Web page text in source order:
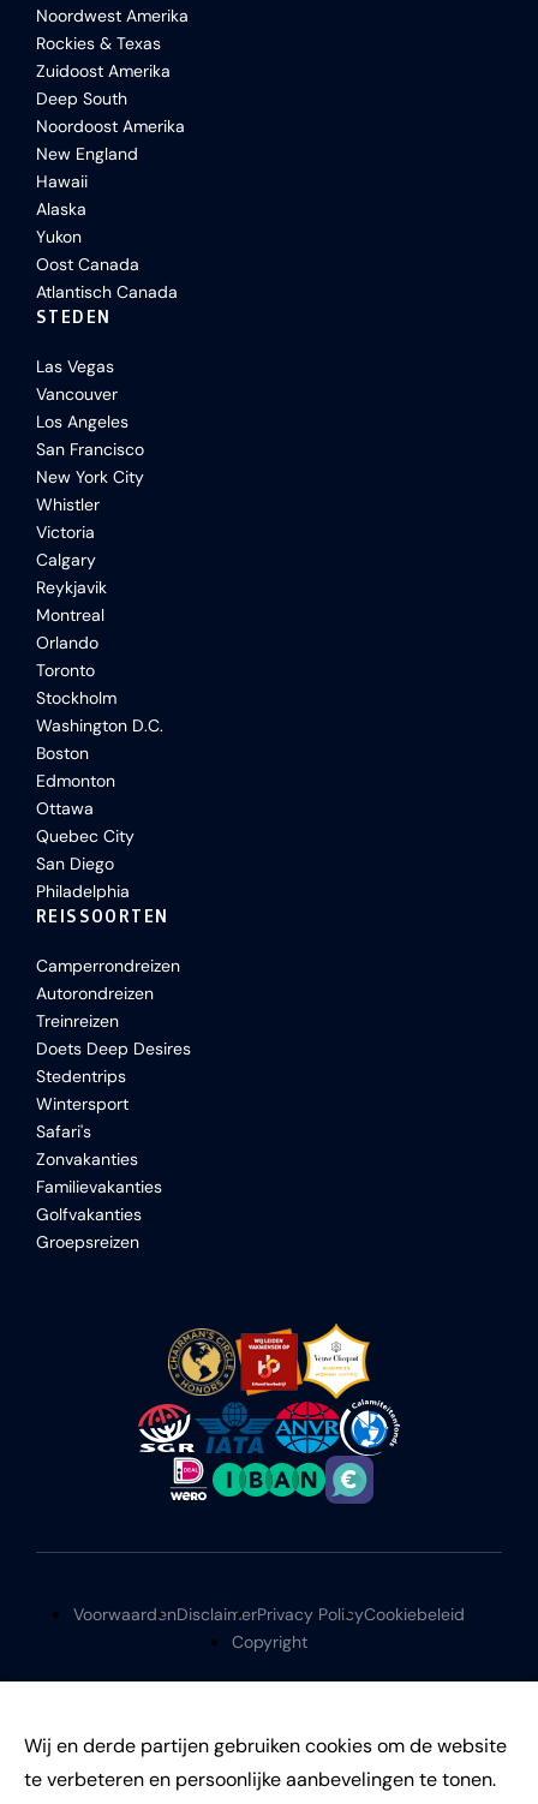
Wij en derde partijen gebruiken cookies om de website
te verbeteren en persoonlijke aanbevelingen te tonen.
Noordwest Amerika
Rockies & Texas
Zuidoost Amerika
Deep South
Noordoost Amerika
New England
Hawaii
Alaska
Yukon
Oost Canada
Atlantisch Canada
STEDEN
Las Vegas
Vancouver
Los Angeles
San Francisco
New York City
Whistler
Victoria
Calgary
Reykjavik
Montreal
Orlando
Toronto
Stockholm
Washington D.C.
Boston
Edmonton
Ottawa
Quebec City
San Diego
Philadelphia
REISSOORTEN
Camperrondreizen
Autorondreizen
Treinreizen
Doets Deep Desires
Stedentrips
Wintersport
Safari's
Zonvakanties
Familievakanties
Golfvakanties
Groepsreizen
VoorwaardenDisclaimerPrivacy PolicyCookiebeleid
Copyright